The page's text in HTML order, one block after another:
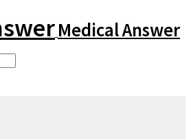
Medical Answer